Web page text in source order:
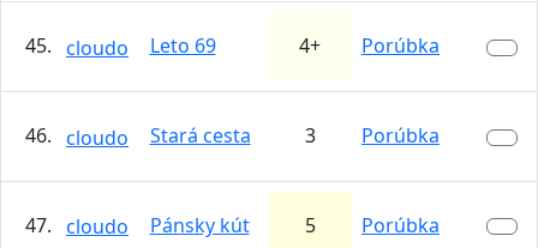
45. cloudo Leto 69 4+ Porúbka
46. cloudo Stará cesta 3 Porúbka
47. cloudo Pánsky kút 5 Porúbka